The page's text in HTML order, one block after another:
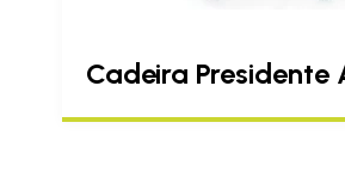
Cadeira Presidente